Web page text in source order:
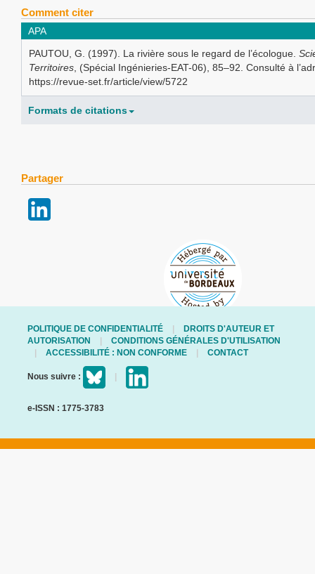
Comment citer
APA
PAUTOU, G. (1997). La rivière sous le regard de l’écologue.
Territoires, (Spécial Ingénieries-EAT-06), 85–92. Consulté à
https://revue-set.fr/article/view/5722
Formats de citations
Partager
POLITIQUE DE CONFIDENTIALITÉ
DROITS D'AUTEUR ET
AUTORISATION
CONDITIONS GÉNÉRALES D'UTILISATION
ACCESSIBILITÉ : NON CONFORME
CONTACT
Nous suivre :
e-ISSN : 1775-3783